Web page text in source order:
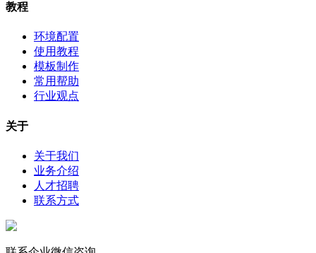
教程
环境配置
使用教程
模板制作
常用帮助
行业观点
关于
关于我们
业务介绍
人才招聘
联系方式